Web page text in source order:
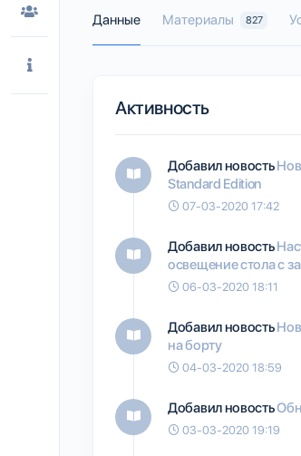
Данные Материалы 827
Активность
Добавил новость
Standard Edition
07-03-2020 17:42
Добавил новость
освещение стола с
06-03-2020 18:11
Добавил новость
на борту
04-03-2020 18:59
Добавил новость
03-03-2020 19:19